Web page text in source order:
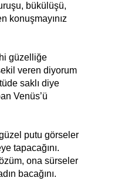
bükülüşü,
konuşmayınız
güzelliğe
veren diyorum
saklı diye
Venüs’ü
putu görseler
tapacağını.
ona sürseler
bacağını.